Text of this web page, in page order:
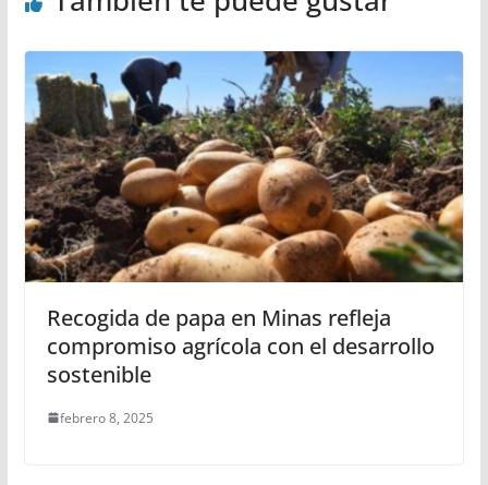
Recogida de papa en Minas refleja
compromiso agrícola con el desarrollo
sostenible
febrero 8, 2025